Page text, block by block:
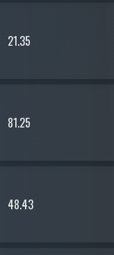
21.35
81.25
48.43